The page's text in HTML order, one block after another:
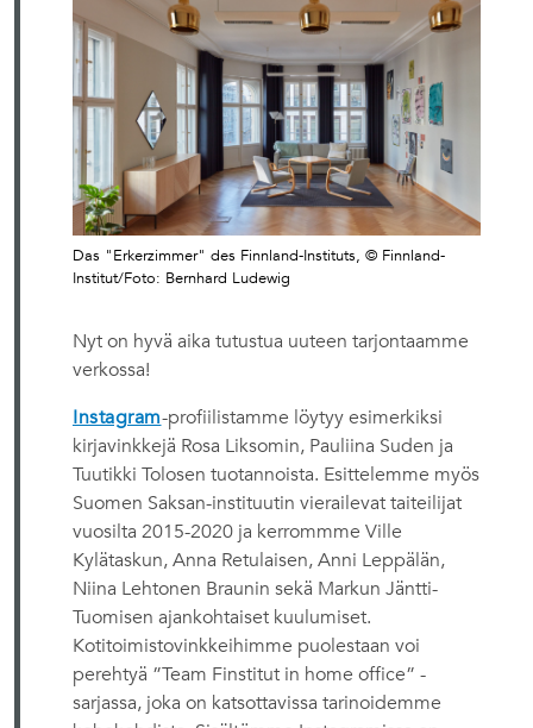
Das "Erkerzimmer" des Finnland-Instituts, © Finnland-
Institut/Foto: Bernhard Ludewig
Nyt on hyvä aika tutustua uuteen tarjontaamme
verkossa!
Instagram-profiilistamme löytyy esimerkiksi
kirjavinkkejä Rosa Liksomin, Pauliina Suden ja
Tuutikki Tolosen tuotannoista. Esittelemme myös
Suomen Saksan-instituutin vierailevat taiteilijat
vuosilta 2015-2020 ja kerrommme Ville
Kylätaskun, Anna Retulaisen, Anni Leppälän,
Niina Lehtonen Braunin sekä Markun Jäntti-
Tuomisen ajankohtaiset kuulumiset.
Kotitoimistovinkkeihimme puolestaan voi
perehtyä ”Team Finstitut in home office” -
sarjassa, joka on katsottavissa tarinoidemme